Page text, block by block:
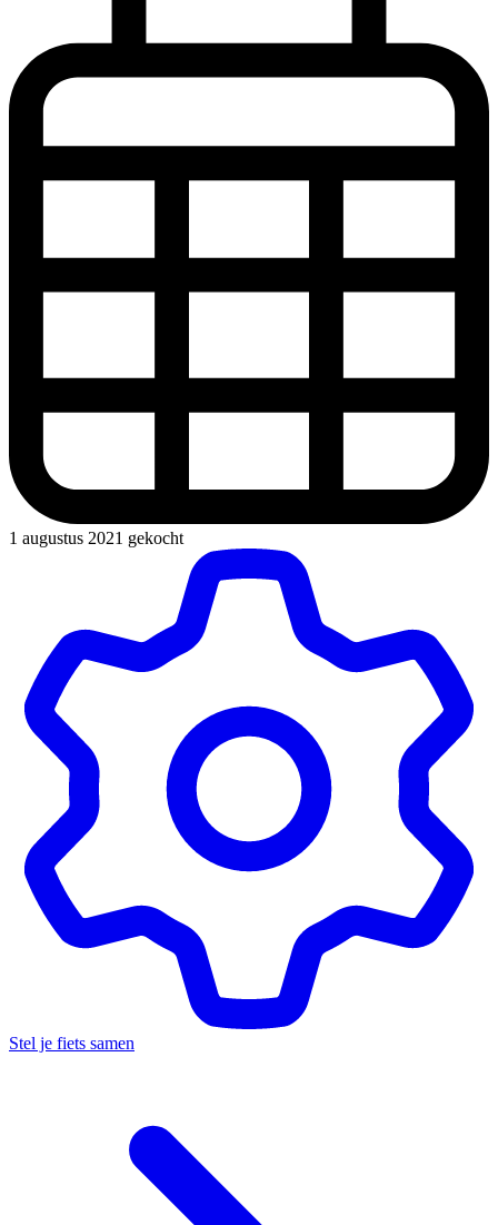
1 augustus 2021 gekocht
Stel je fiets samen